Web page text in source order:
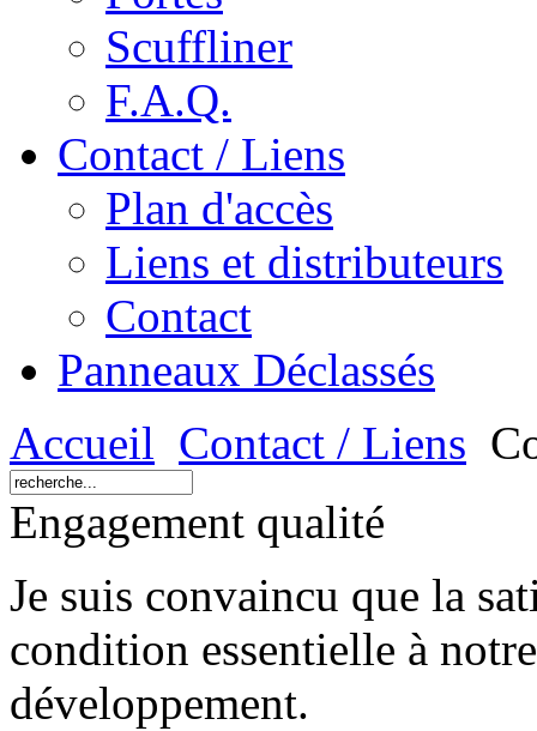
Scuffliner
F.A.Q.
Contact / Liens
Plan d'accès
Liens et distributeurs
Contact
Panneaux Déclassés
Accueil Contact / Liens
Engagement qualité
Je suis convaincu que la
condition essentielle à
développement.